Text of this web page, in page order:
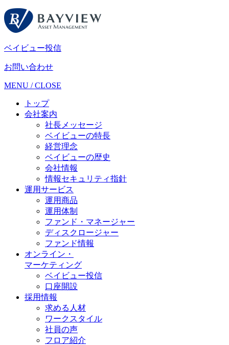
ベイビュー投信
お問い合わせ
MENU /CLOSE
トップ
会社案内
社長メッセージ
ベイビューの特長
経営理念
ベイビューの歴史
会社情報
情報セキュリティ指針
運用サービス
運用商品
運用体制
ファンド・マネージャー
ディスクロージャー
ファンド情報
オンライン・
マーケティング
ベイビュー投信
口座開設
採用情報
求める人材
ワークスタイル
社員の声
フロア紹介